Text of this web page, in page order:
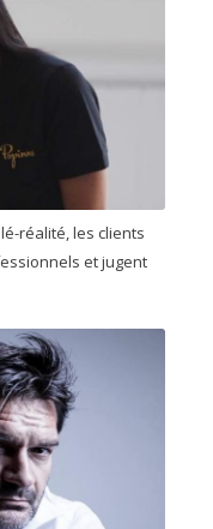
réalité, les clients
et jugent